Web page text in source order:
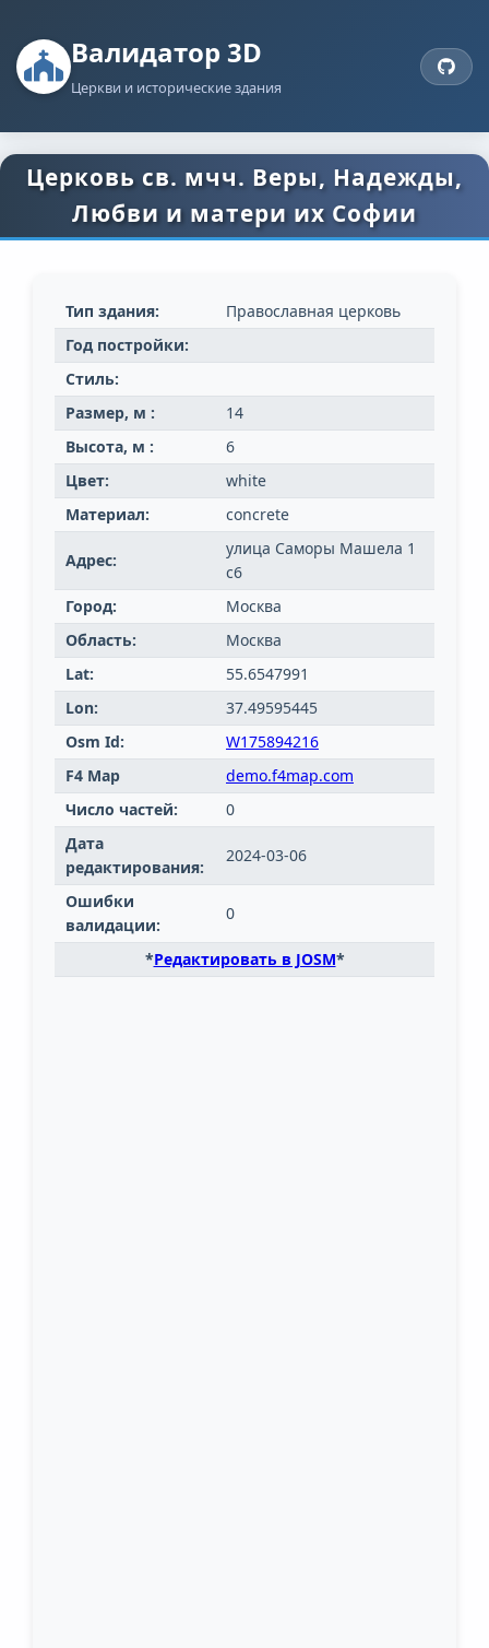
Валидатор 3D
Церкви и исторические здания
Церковь св. мчч. Веры, Надежды,
Любви и матери их Софии
Тип здания:
Православная церковь
Год постройки:
Стиль:
Размер, м :
14
Высота, м :
6
Цвет:
white
Материал:
concrete
Адрес:
улица Саморы Машела 1
с6
Город:
Москва
Область:
Москва
Lat:
55.6547991
Lon:
37.49595445
Osm Id:
W175894216
F4 Map
demo.f4map.com
Число частей:
0
Дата
редактирования:
2024-03-06
Ошибки
валидации:
0
*Редактировать в JOSM*